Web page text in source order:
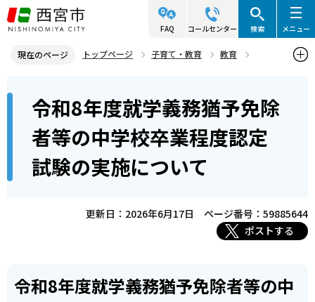
こ
の
ジ
す
FAQ コールセンター 検索 メニュー
現在のページ トップページ 子育て・教育
教育
令和8年度就学義務猶予免除者等の中学校卒業程度認定試験の実施に
ついて
ら
令和8年度就学義務猶予免除
者等の中学校卒業程度認定
試験の実施について
更新日：2026年6月17日
ページ番号：59885644
ポストする
令和8年度就学義務猶予免除者等の中